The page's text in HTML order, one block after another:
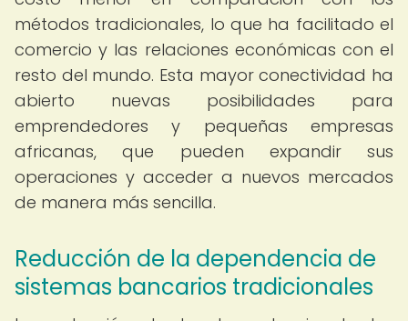
métodos tradicionales, lo que ha facilitado el
comercio y las relaciones económicas con el
resto del mundo. Esta mayor conectividad ha
abierto nuevas posibilidades para
emprendedores y pequeñas empresas
africanas, que pueden expandir sus
operaciones y acceder a nuevos mercados
de manera más sencilla.
Reducción de la dependencia de
sistemas bancarios tradicionales